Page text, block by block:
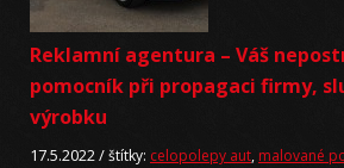
Reklamní agentura – Váš
pomocník při propagaci firmy,
výrobku
17.5.2022 /štítky: celopolepy aut, malované